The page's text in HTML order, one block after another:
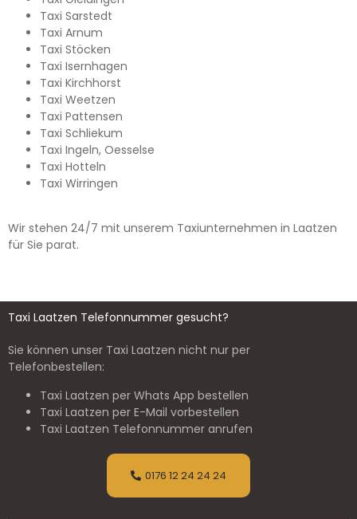
Taxi Sarstedt
Taxi Arnum
Taxi Stöcken
Taxi Isernhagen
Taxi Kirchhorst
Taxi Weetzen
Taxi Pattensen
Taxi Schliekum
Taxi Ingeln, Oesselse
Taxi Hotteln
Taxi Wirringen
Wir stehen 24/7 mit unserem Taxiunternehmen in Laatzen
für Sie parat.
Taxi Laatzen Telefonnummer gesucht?
Sie können unser Taxi Laatzen nicht nur per
Telefonbestellen:
Taxi Laatzen per Whats App bestellen
Taxi Laatzen per E-Mail vorbestellen
Taxi Laatzen Telefonnummer anrufen
0176 12 24 24 24